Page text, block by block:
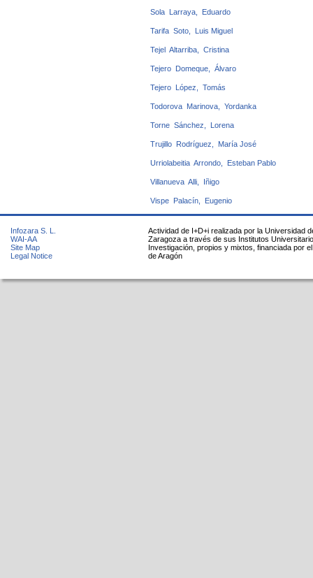
Sola Larraya, Eduardo
Tarifa Soto, Luis Miguel
Tejel Altarriba, Cristina
Tejero Domeque, Álvaro
Tejero López, Tomás
Todorova Marinova, Yordanka
Torne Sánchez, Lorena
Trujillo Rodríguez, María José
Urriolabeitia Arrondo, Esteban Pablo
Villanueva Alli, Iñigo
Vispe Palacín, Eugenio
Infozara S. L.
WAI-AA
Site Map
Legal Notice
Actividad de I+D+i realizada por la Universidad
Zaragoza a través de sus Institutos
Investigación, propios y mixtos, financiada por
de Aragón